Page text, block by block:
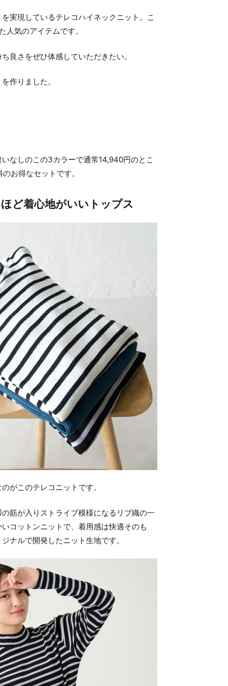
実現しているテレコハイネックニット。こ
人気のアイテムです。
良さをぜひ体感していただきたい。
作りました。
なしのこの3カラーで通常14,940円のとこ
お得なセットです。
ど着心地がいいトップス
がこのテレコニットです。
筋が入りストライプ模様になるリブ織の一
コットンニットで、着用感は快適そのも
ナルで開発したニット生地です。